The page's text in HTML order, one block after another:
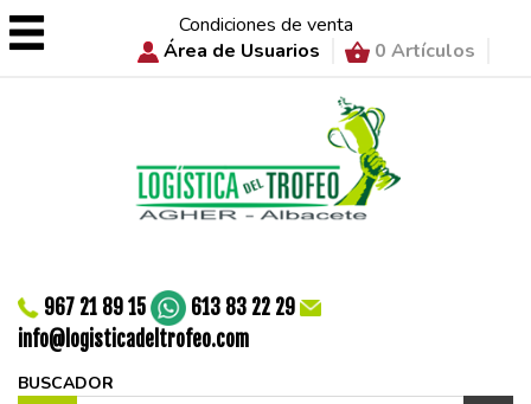
Condiciones de venta
Área de Usuarios
0 Artículos
967 21 89 15
613 83 22 29
info@logisticadeltrofeo.com
BUSCADOR